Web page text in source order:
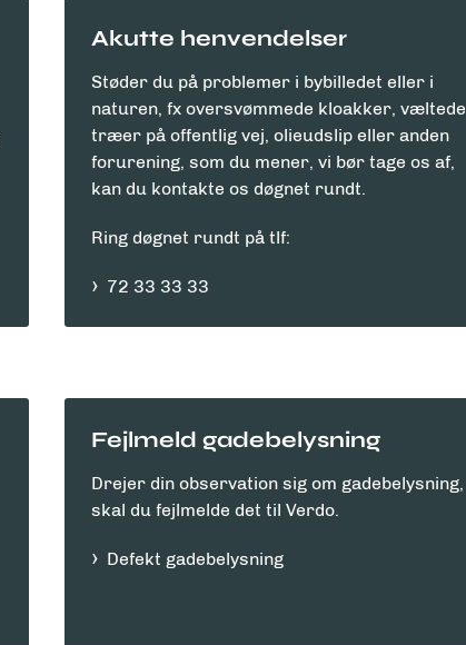
Akutte henvendelser
Støder du på problemer i bybilledet eller i
naturen, fx oversvømmede kloakker, væltede
træer på offentlig vej, olieudslip eller anden
forurening, som du mener, vi bør tage os af,
kan du kontakte os døgnet rundt.
Ring døgnet rundt på tlf:
72 33 33 33
Fejlmeld gadebelysning
Drejer din observation sig om gadebelysning,
skal du fejlmelde det til Verdo.
Defekt gadebelysning